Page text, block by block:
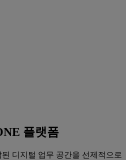
플랫폼
디지털 업무 공간을 선제적으로